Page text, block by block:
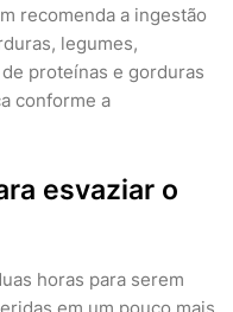
recomenda a ingestão
legumes,
proteínas e gorduras
conforme a
esvaziar o
horas para serem